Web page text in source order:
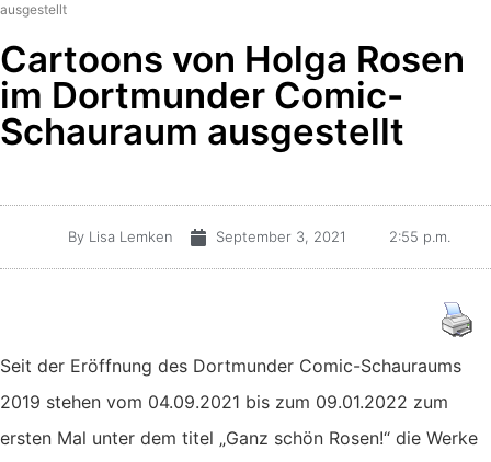
ausgestellt
Cartoons von Holga Rosen
im Dortmunder Comic-
Schauraum ausgestellt
ByLisa Lemken September 3, 2021 2:55 p.m.
Seit der Eröffnung des Dortmunder Comic-Schauraums
2019 stehen vom 04.09.2021 bis zum 09.01.2022 zum
ersten Mal unter dem titel „Ganz schön Rosen!“ die Werke